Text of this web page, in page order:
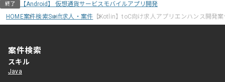
終了
【Android】 仮想通貨サービスモバイルアプリ開発
HOME案件検索Swift求人・案件 【Kotlin】toC向け求人アプリエンハンス開発案
案件検索
スキル
Java